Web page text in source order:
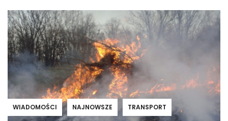
WIADOMOŚCI NAJNOWSZE TRANSPORT